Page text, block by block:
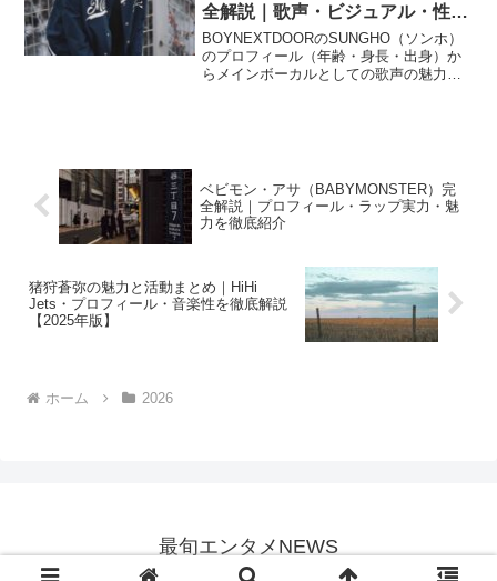
全解説｜歌声・ビジュアル・性格
の魅力まとめ
BOYNEXTDOORのSUNGHO（ソンホ）
のプロフィール（年齢・身長・出身）か
らメインボーカルとしての歌声の魅力・
ベビモン・アサ（BABYMONSTER）完
全解説｜プロフィール・ラップ実力・魅
力を徹底紹介
猪狩蒼弥の魅力と活動まとめ｜HiHi
Jets・プロフィール・音楽性を徹底解説
【2025年版】
ホーム 2026
最旬エンタメNEWS